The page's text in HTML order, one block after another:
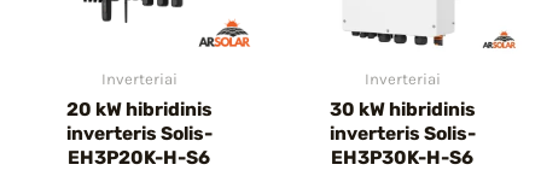
Inverteriai
20 kW hibridinis
inverteris Solis-
EH3P20K-H-S6
Inverteriai
30 kW hibridinis
inverteris Solis-
EH3P30K-H-S6